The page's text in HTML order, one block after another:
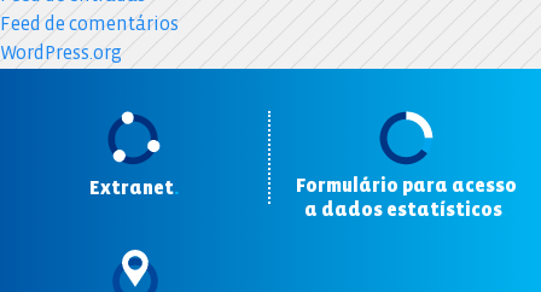
Feed de comentários
WordPress.org
Extranet.
Formulário para acesso
a dados estatísticos